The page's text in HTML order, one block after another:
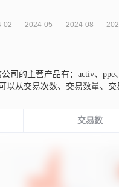
司的主营产品有：activ、ppe
以从交易次数、交易数量、
交易数